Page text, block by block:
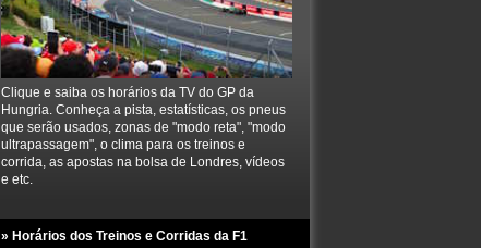
Clique e saiba os horários da TV do GP da
Hungria. Conheça a pista, estatísticas, os pneus
que serão usados, zonas de "modo reta", "modo
ultrapassagem", o clima para os treinos e
corrida, as apostas na bolsa de Londres, vídeos
e etc.
» Horários dos Treinos e Corridas da F1